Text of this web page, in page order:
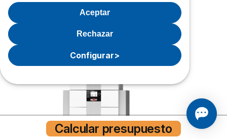
Calcular presupuesto
Configurar>
Rechazar
Aceptar